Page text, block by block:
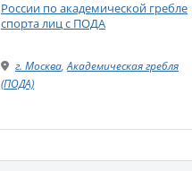
России по академической гребле
спорта лиц с ПОДА
г. Москва,Академическая гребля
(ПОДА)